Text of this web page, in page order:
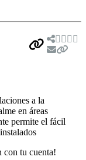
a la
en áreas
permite el fácil
con tu cuenta!